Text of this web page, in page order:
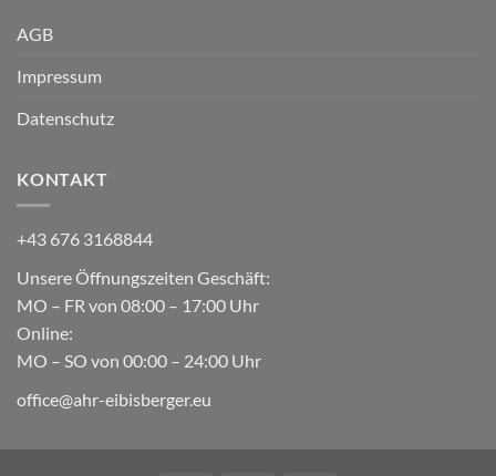
AGB
Impressum
Datenschutz
KONTAKT
+43 676 3168844
Unsere Öffnungszeiten Geschäft:
MO – FR von 08:00 – 17:00 Uhr
Online:
MO – SO von 00:00 – 24:00 Uhr
office@ahr-eibisberger.eu